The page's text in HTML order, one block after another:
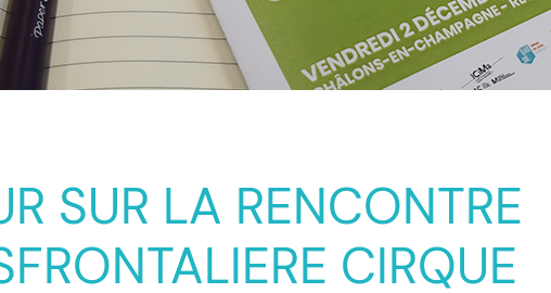
SUR LA RENCONTRE
CIRQUE